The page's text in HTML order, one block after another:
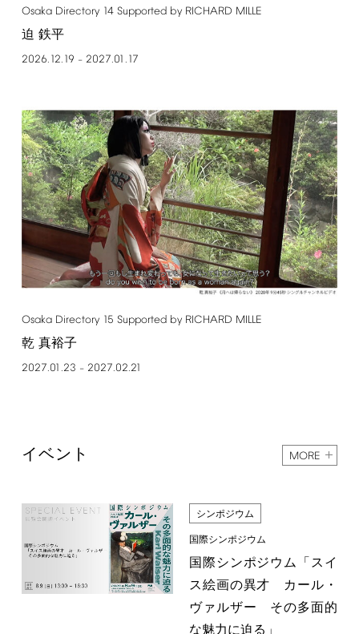
Osaka Directory 14 Supported by RICHARD MILLE
迫 鉄平
2026.12.19 – 2027.01.17
Osaka Directory 15 Supported by RICHARD MILLE
乾 真裕子
2027.01.23 – 2027.02.21
イベント MORE
シンポジウム
国際シンポジウム
国際シンポジウム「スイ
ス絵画の異才 カール・
ヴァルザー その多面的
な魅力に迫る」